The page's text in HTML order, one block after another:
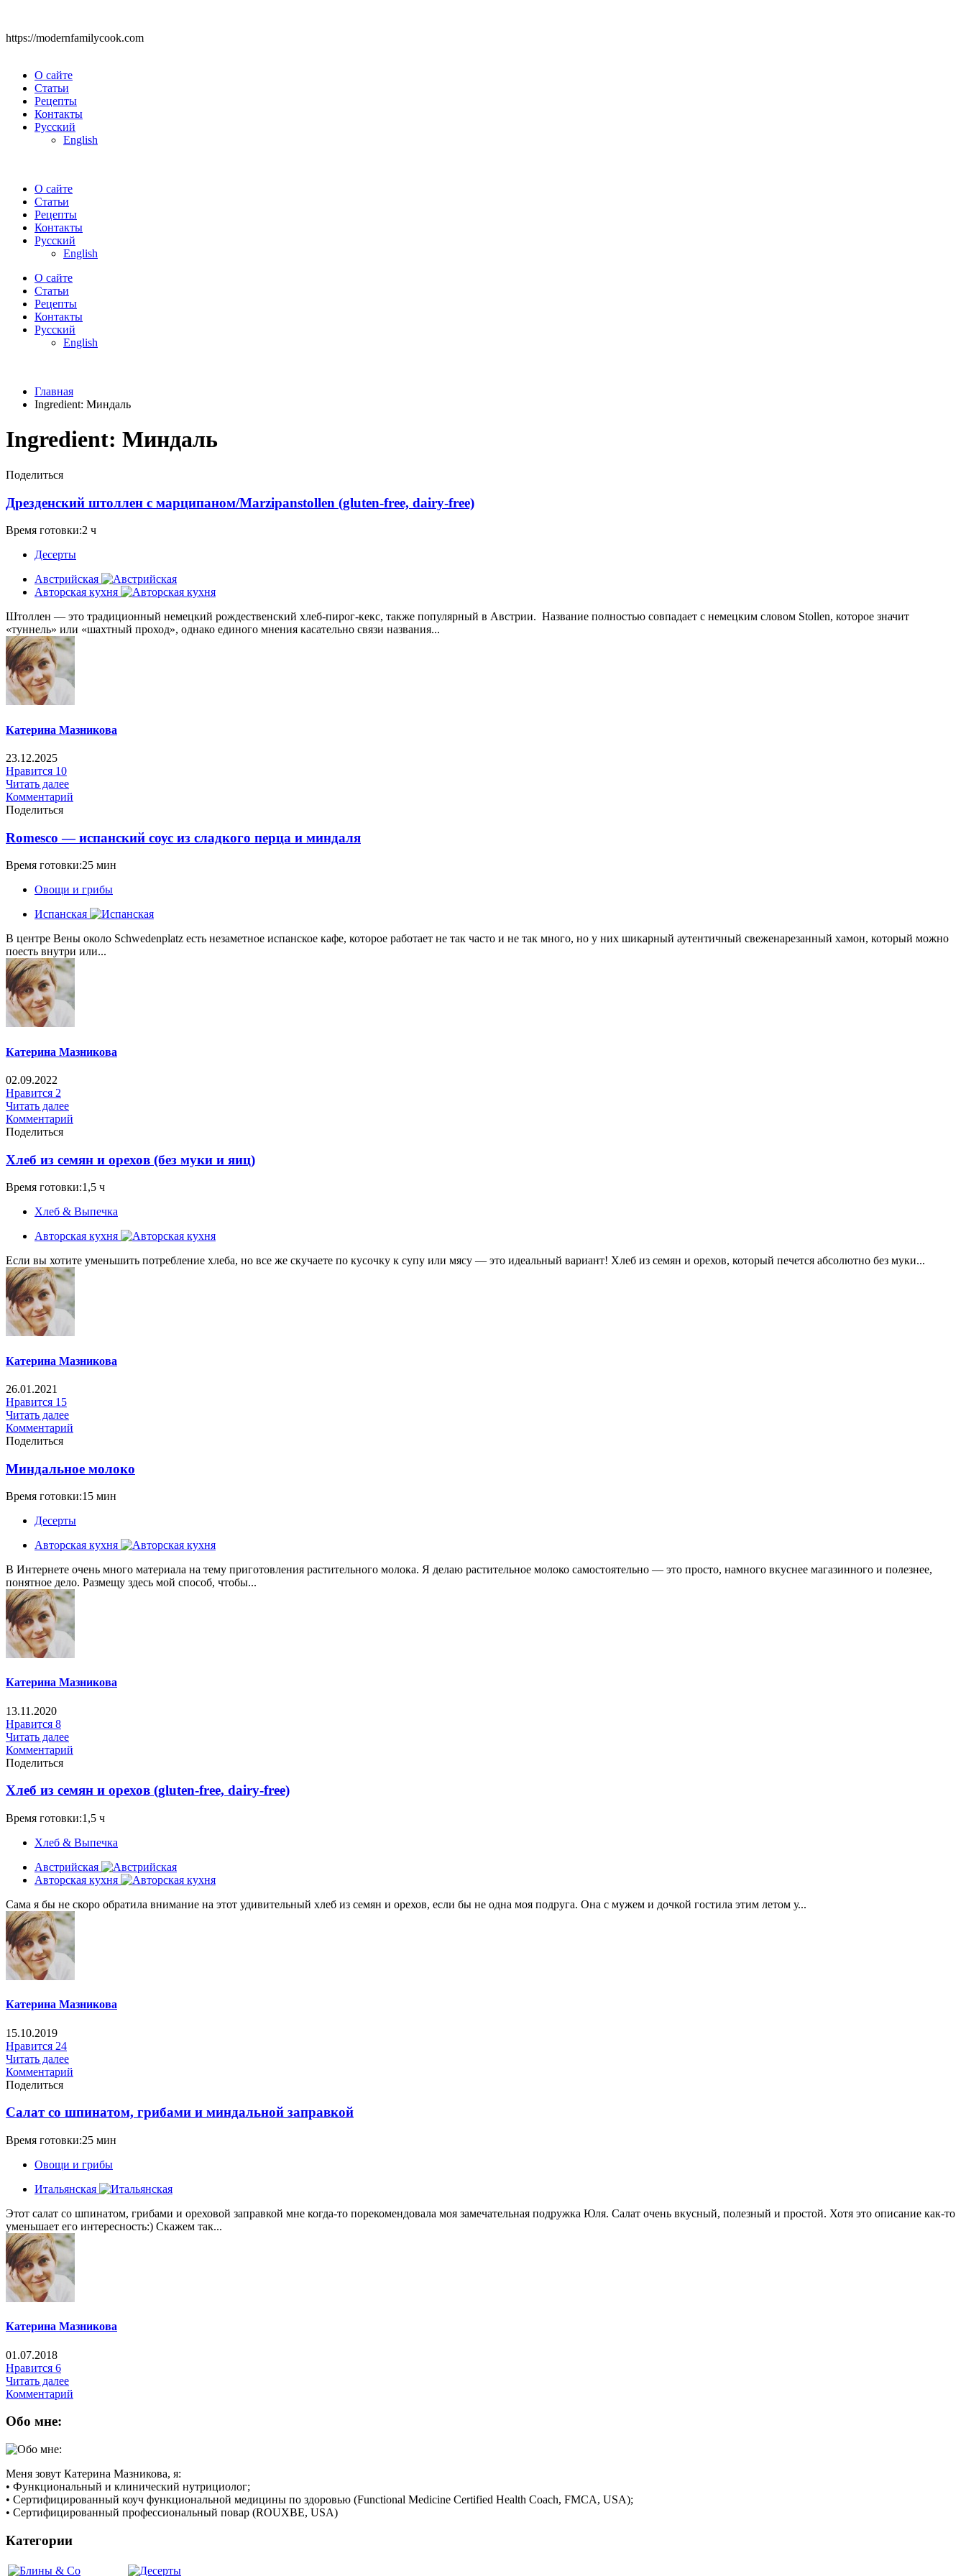
https://modernfamilycook.com
О сайте
Статьи
Рецепты
Контакты
Русский
English
О сайте
Статьи
Рецепты
Контакты
Русский
English
О сайте
Статьи
Рецепты
Контакты
Русский
English
Главная
Ingredient: Миндаль
Ingredient: Миндаль
Поделиться
Дрезденский штоллен с марципаном/Marzipanstollen (gluten-free, dairy-free)
Время готовки:2 ч
Десерты
Австрийская
Авторская кухня
Штоллен — это традиционный немецкий рождественский хлеб-пирог-кекс, также популярный в Австрии. Название полностью совпадает с немецким словом Stollen, которое значит
«туннель» или «шахтный проход», однако единого мнения касательно связи названия...
Катерина Мазникова
23.12.2025
Нравится 10
Читать далее
Комментарий
Поделиться
Romesco — испанский соус из сладкого перца и миндаля
Время готовки:25 мин
Овощи и грибы
Испанская
В центре Вены около Schwedenplatz есть незаметное испанское кафе, которое работает не так часто и не так много, но у них шикарный аутентичный свеженарезанный хамон, который можно
поесть внутри или...
Катерина Мазникова
02.09.2022
Нравится 2
Читать далее
Комментарий
Поделиться
Хлеб из семян и орехов (без муки и яиц)
Время готовки:1,5 ч
Хлеб & Выпечка
Авторская кухня
Если вы хотите уменьшить потребление хлеба, но все же скучаете по кусочку к супу или мясу — это идеальный вариант! Хлеб из семян и орехов, который печется абсолютно без муки...
Катерина Мазникова
26.01.2021
Нравится 15
Читать далее
Комментарий
Поделиться
Миндальное молоко
Время готовки:15 мин
Десерты
Авторская кухня
В Интернете очень много материала на тему приготовления растительного молока. Я делаю растительное молоко самостоятельно — это просто, намного вкуснее магазинного и полезнее,
понятное дело. Размещу здесь мой способ, чтобы...
Катерина Мазникова
13.11.2020
Нравится 8
Читать далее
Комментарий
Поделиться
Хлеб из семян и орехов (gluten-free, dairy-free)
Время готовки:1,5 ч
Хлеб & Выпечка
Австрийская
Авторская кухня
Сама я бы не скоро обратила внимание на этот удивительный хлеб из семян и орехов, если бы не одна моя подруга. Она с мужем и дочкой гостила этим летом у...
Катерина Мазникова
15.10.2019
Нравится 24
Читать далее
Комментарий
Поделиться
Салат со шпинатом, грибами и миндальной заправкой
Время готовки:25 мин
Овощи и грибы
Итальянская
Этот салат со шпинатом, грибами и ореховой заправкой мне когда-то порекомендовала моя замечательная подружка Юля. Салат очень вкусный, полезный и простой. Хотя это описание как-то
уменьшает его интересность:) Скажем так...
Катерина Мазникова
01.07.2018
Нравится 6
Читать далее
Комментарий
Обо мне:
Меня зовут Катерина Мазникова, я:
• Функциональный и клинический нутрициолог;
• Сертифицированный коуч функциональной медицины по здоровью (Functional Medicine Certified Health Coach, FMCA, USA);
• Сертифицированный профессиональный повар (ROUXBE, USA)
Категории